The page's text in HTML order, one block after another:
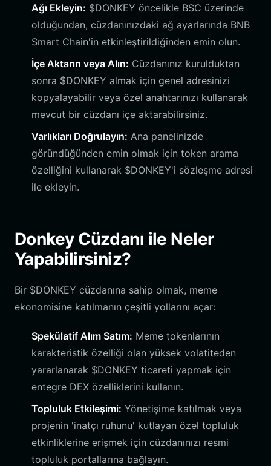
Ağı Ekleyin: $DONKEY öncelikle BSC üzerinde
olduğundan, cüzdanınızdaki ağ ayarlarında BNB
Smart Chain'in etkinleştirildiğinden emin olun.
İçe Aktarın veya Alın: Cüzdanınız kurulduktan
sonra $DONKEY almak için genel adresinizi
kopyalayabilir veya özel anahtarınızı kullanarak
mevcut bir cüzdanı içe aktarabilirsiniz.
Varlıkları Doğrulayın: Ana panelinizde
göründüğünden emin olmak için token arama
özelliğini kullanarak $DONKEY'i sözleşme adresi
ile ekleyin.
Donkey Cüzdanı ile Neler
Yapabilirsiniz?
Bir $DONKEY cüzdanına sahip olmak, meme
ekonomisine katılmanın çeşitli yollarını açar:
Spekülatif Alım Satım: Meme tokenlarının
karakteristik özelliği olan yüksek volatiteden
yararlanarak $DONKEY ticareti yapmak için
entegre DEX özelliklerini kullanın.
Topluluk Etkileşimi: Yönetişime katılmak veya
projenin 'inatçı ruhunu' kutlayan özel topluluk
etkinliklerine erişmek için cüzdanınızı resmi
topluluk portallarına bağlayın.